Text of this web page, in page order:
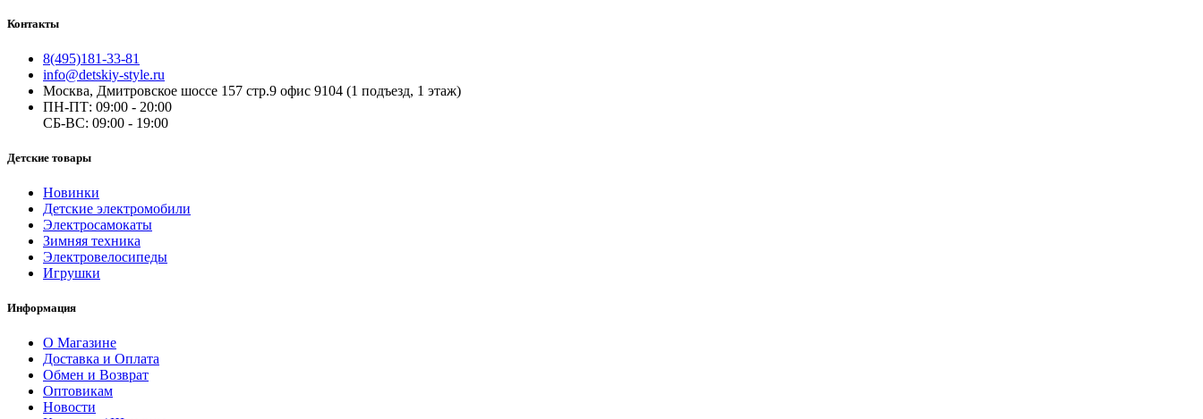
Контакты
8(495)181-33-81
info@detskiy-style.ru
Москва, Дмитровское шоссе 157 стр.9 офис 9104 (1 подъезд, 1 этаж)
ПН-ПТ: 09:00 - 20:00
СБ-ВС: 09:00 - 19:00
Детские товары
Новинки
Детские электромобили
Электросамокаты
Зимняя техника
Электровелосипеды
Игрушки
Информация
О Магазине
Доставка и Оплата
Обмен и Возврат
Оптовикам
Новости